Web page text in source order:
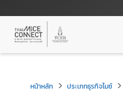
หน้าหลัก ประเภทธุรกิจไมซ์